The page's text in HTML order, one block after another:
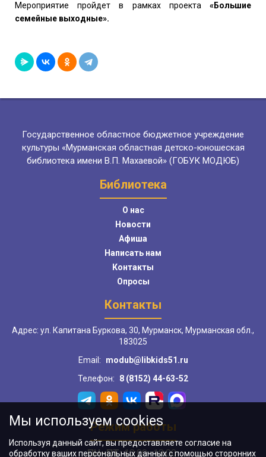
Мероприятие пройдет в рамках проекта «Большие
семейные выходные».
Государственное областное бюджетное учреждение
культуры «Мурманская областная детско-юношеская
библиотека имени В.П. Махаевой» (ГОБУК МОДЮБ)
Библиотека
О нас
Новости
Афиша
Написать нам
Контакты
Опросы
Контакты
Адрес: ул. Капитана Буркова, 30, Мурманск, Мурманская обл.,
183025
Email:
modub@libkids51.ru
Телефон:
8 (8152) 44-63-52
Режим работы
ПН–ПТ:10:00–18:00
Мы используем cookies
Используя данный сайт, вы предоставляете согласие на
обработку ваших персональных данных с помощью сторонних